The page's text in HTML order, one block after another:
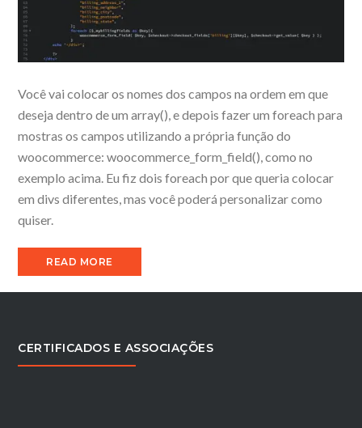
Você vai colocar os nomes dos campos na ordem em que
deseja dentro de um array(), e depois fazer um foreach para
mostras os campos utilizando a própria função do
woocommerce: woocommerce_form_field(), como no
exemplo acima. Eu fiz dois foreach por que queria colocar
em divs diferentes, mas você poderá personalizar como
quiser.
READ MORE
CERTIFICADOS E ASSOCIAÇÕES